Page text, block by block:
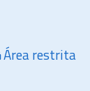
Área restrita